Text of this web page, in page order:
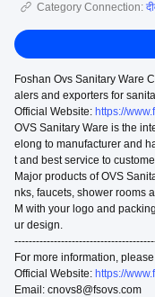
Category Connection:
Foshan Ovs Sanitary Ware
alers and exporters for
Official Website: https://
OVS Sanitary Ware is the
elong to manufacturer and
t and best service to
Major products of OVS
nks, faucets, shower rooms
M with your logo and
ur design.
For more information,
Official Website: https://
Email: cnovs8@fsovs.com